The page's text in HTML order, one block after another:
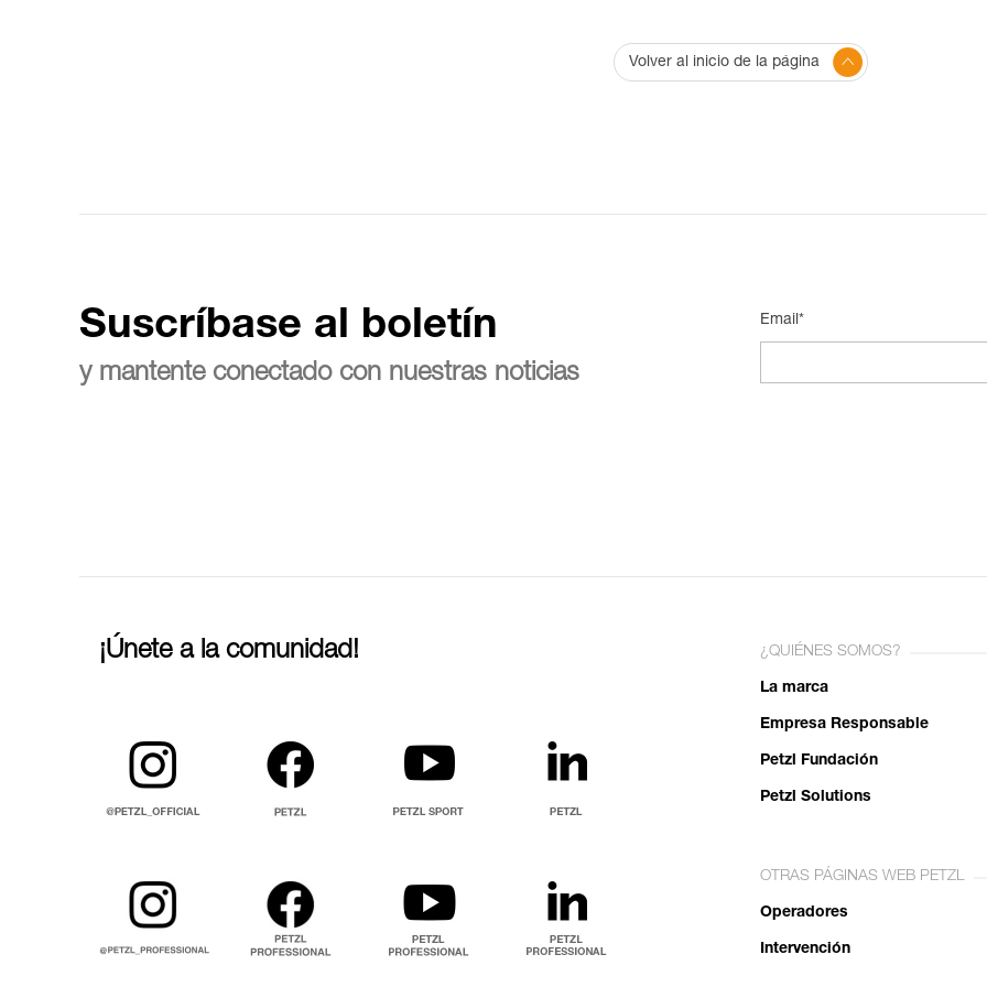
Volver al inicio de la página
Suscríbase al boletín
y mantente conectado con nuestras noticias
Email*
¡Únete a la comunidad! ¿QUIÉNES SOMOS?
La marca
Empresa Responsable
Petzl Fundación
Petzl Solutions
OTRAS PÁGINAS WEB PETZL
Operadores
Intervención